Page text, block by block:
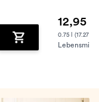
Zum Warenkorb
12,95 €
0.75 l (17.27 €